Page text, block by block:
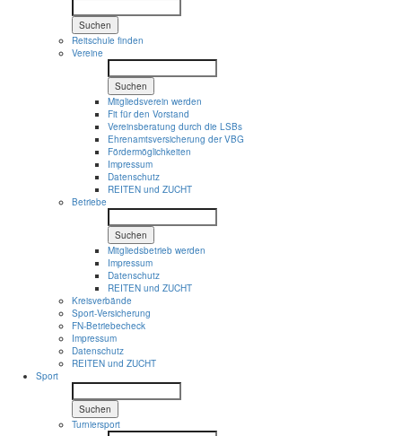
Suchen
Reitschule finden
Vereine
Suchen
Mitgliedsverein werden
Fit für den Vorstand
Vereinsberatung durch die LSBs
Ehrenamtsversicherung der VBG
Fördermöglichkeiten
Impressum
Datenschutz
REITEN und ZUCHT
Betriebe
Suchen
Mitgliedsbetrieb werden
Impressum
Datenschutz
REITEN und ZUCHT
Kreisverbände
Sport-Versicherung
FN-Betriebecheck
Impressum
Datenschutz
REITEN und ZUCHT
Sport
Suchen
Turniersport